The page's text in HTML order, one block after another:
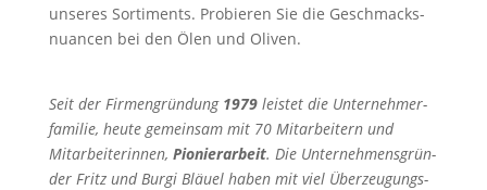
unseres Sorti­ments. Probie­ren Sie die Geschmacks­
nu­an­cen bei den Ölen und Oliven.
Seit der Firmen­grün­dung 1979leistet die Unter­neh­mer­
fa­mi­lie, heute gemein­sam mit 70 Mitar­bei­tern und
Mitar­bei­te­rin­nen, Pionier­ar­beit. Die Unter­neh­mens­grün­
der Fritz und Burgi Bläuel haben mit viel Überzeu­gungs­